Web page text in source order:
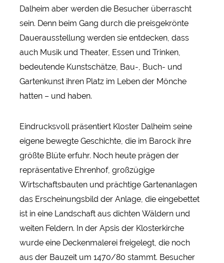
Dalheim aber werden die Besucher überrascht
sein. Denn beim Gang durch die preisgekrönte
Dauerausstellung werden sie entdecken, dass
auch Musik und Theater, Essen und Trinken,
bedeutende Kunstschätze, Bau-, Buch- und
Gartenkunst ihren Platz im Leben der Mönche
hatten – und haben.
Eindrucksvoll präsentiert Kloster Dalheim seine
eigene bewegte Geschichte, die im Barock ihre
größte Blüte erfuhr. Noch heute prägen der
repräsentative Ehrenhof, großzügige
Wirtschaftsbauten und prächtige Gartenanlagen
das Erscheinungsbild der Anlage, die eingebettet
ist in eine Landschaft aus dichten Wäldern und
weiten Feldern. In der Apsis der Klosterkirche
wurde eine Deckenmalerei freigelegt, die noch
aus der Bauzeit um 1470/80 stammt. Besucher